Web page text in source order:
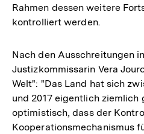
Rahmen dessen weitere
kontrolliert werden.
Nach den Ausschreitungen
Justizkommissarin Vera
Welt": "Das Land hat sich
und 2017 eigentlich
optimistisch, dass der
Kooperationsmechanismus